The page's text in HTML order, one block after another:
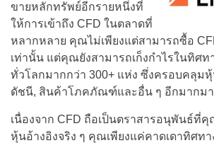
ขายหลักทรัพย์อีกรายหนึ่งที่
ให้การเข้าถึง CFD ในตลาดที่
หลากหลาย คุณไม่เพียงแต่สามารถซื้อ
เท่านั้น แต่คุณยังสามารถเก็งกำไรในทิศท
ทั่วโลกมากกว่า 300+ แห่ง ซึ่งครอบคลุมหุ้
ดัชนี, สินค้าโภคภัณฑ์และอื่น ๆ อีกมากม
เนื่องจาก CFD ถือเป็นตราสารอนุพันธ์ที่คุ
หุ้นอ้างอิงจริง ๆ คุณเพียงแค่คาดเดาทิศทา